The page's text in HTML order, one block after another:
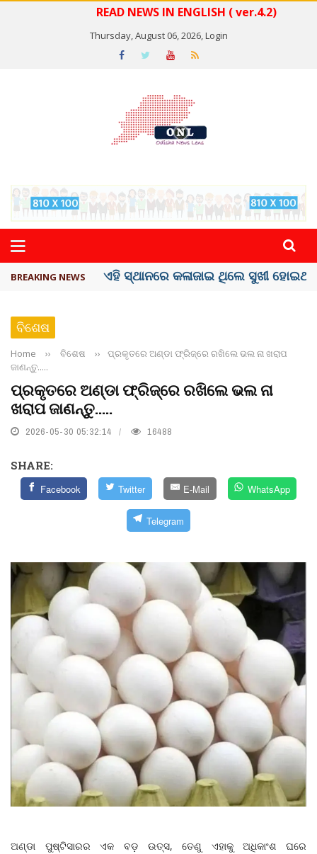
READ NEWS IN ENGLISH ( ver.4.2)
Thursday, August 06, 2026,Login
BREAKING NEWS ଦେଶରେ ପ୍ଲାଷ୍ଟିକ୍ ନୋଟ୍‌ ପ୍ରଚଳନ ...
ବିଶେଷ
Home ›› ବିଶେଷ ››
ପ୍ରକୃତରେ ଅଣ୍ଡା ଫ୍ରିଜ୍‌ରେ ରଖିଲେ ଭଲ ନା ଖରାପ
ଜାଣନ୍ତୁ.....
ପ୍ରକୃତରେ ଅଣ୍ଡା ଫ୍ରିଜ୍‌ରେ ରଖିଲେ ଭଲ ନା
ଖରାପ ଜାଣନ୍ତୁ.....
2026-05-30 05:32:14 16488
SHARE:
Facebook Twitter E-Mail WhatsApp
Telegram
ଅଣ୍ଡା ପୁଷ୍ଟିସାରର ଏକ ବଡ଼ ଉତ୍ସ, ତେଣୁ ଏହାକୁ ଅଧିକାଂଶ ଘରେ